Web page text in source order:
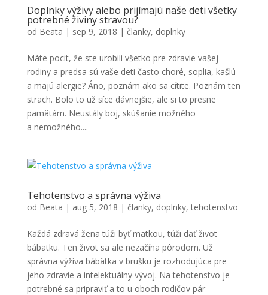
Doplnky výživy alebo prijímajú naše deti všetky
potrebné živiny stravou?
od Beata | sep 9, 2018 | članky, doplnky
Máte pocit, že ste urobili všetko pre zdravie vašej
rodiny a predsa sú vaše deti často choré, soplia, kašlú
a majú alergie? Áno, poznám ako sa cítite. Poznám ten
strach. Bolo to už síce dávnejšie, ale si to presne
pamätám. Neustály boj, skúšanie možného
a nemožného....
Tehotenstvo a správna výživa
od Beata | aug 5, 2018 | članky, doplnky,tehotenstvo
Každá zdravá žena túži byť matkou, túži dať život
bábätku. Ten život sa ale nezačína pôrodom. Už
správna výživa bábätka v brušku je rozhodujúca pre
jeho zdravie a intelektuálny vývoj. Na tehotenstvo je
potrebné sa pripraviť a to u oboch rodičov pár